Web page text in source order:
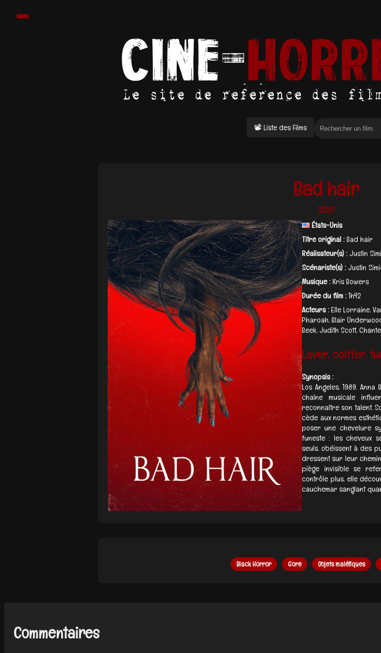
📽 Liste des Films
Bad hair
2020
États-Unis
Titre original :Bad hair
Réalisateur(s) :Justin
Scénariste(s) :Justin
Musique :Kris Bowers
Durée du film :1h42
Acteurs :Elle Lorraine,
Pharoah, Blair
Beek, Judith Scott,
Laver, coiffer,
Synopsis :
Los Angeles, 1989.
chaîne musicale
reconnaître son talent.
cède aux normes
poser une chevelure
funeste : les cheveux
seuls, obéissent à des
dressent sur leur
piège invisible se
contrôle plus, elle
cauchemar sanglant
Black Horror Gore Objets maléfiques
Commentaires